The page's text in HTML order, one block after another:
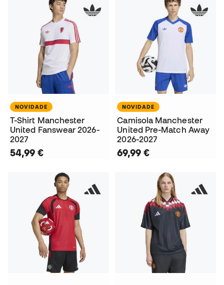
NOVIDADE
T-Shirt Manchester
United Fanswear 2026-
2027
54,99 €
NOVIDADE
Camisola Manchester
United Pre-Match Away
2026-2027
69,99 €